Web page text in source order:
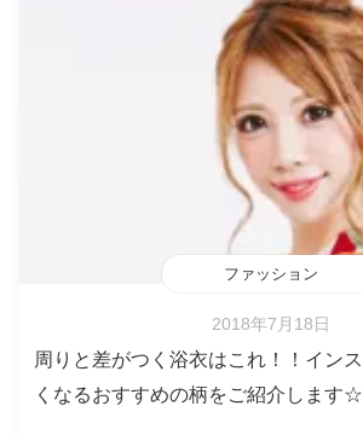
ファッション
2018年7月18日
周りと差がつく浴衣はこれ！！イン
くなるおすすめの柄をご紹介します☆